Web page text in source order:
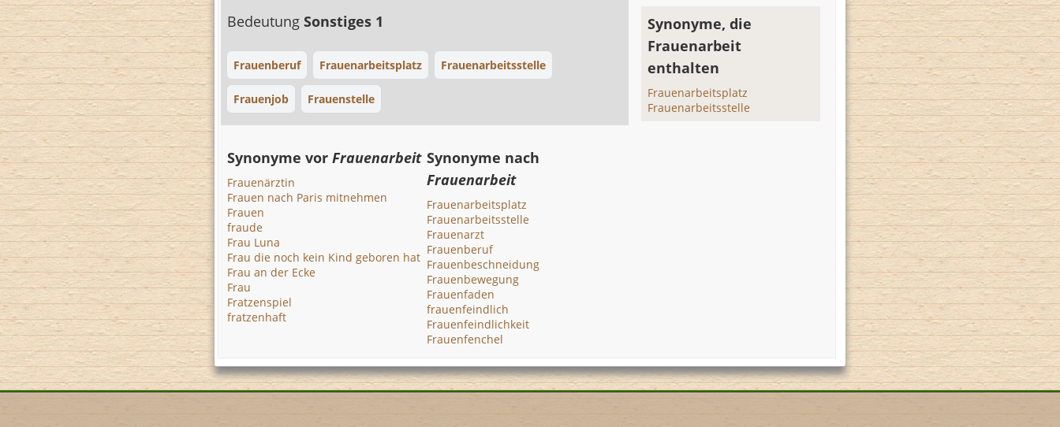
Bedeutung Sonstiges 1
Frauenberuf Frauenarbeitsplatz Frauenarbeitsstelle
Frauenjob Frauenstelle
Synonyme, die
Frauenarbeit
enthalten
Frauenarbeitsplatz
Frauenarbeitsstelle
Synonyme vor Frauenarbeit
Frauenärztin
Frauen nach Paris mitnehmen
Frauen
fraude
Frau Luna
Frau die noch kein Kind geboren hat
Frau an der Ecke
Frau
Fratzenspiel
fratzenhaft
Synonyme nach
Frauenarbeit
Frauenarbeitsplatz
Frauenarbeitsstelle
Frauenarzt
Frauenberuf
Frauenbeschneidung
Frauenbewegung
Frauenfaden
frauenfeindlich
Frauenfeindlichkeit
Frauenfenchel